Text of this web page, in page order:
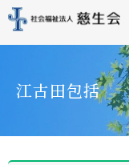
江古田包括